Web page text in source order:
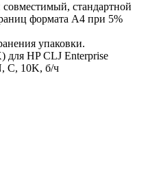
стандартной
формата А4 при 5%
упаковки.
HP CLJ Enterprise
C, 10K, б/ч